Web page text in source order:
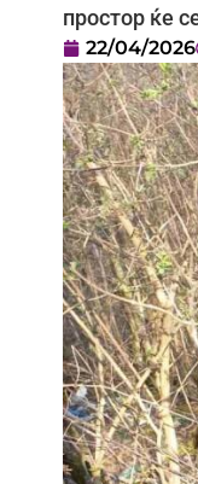
простор ќе
22/04/2026